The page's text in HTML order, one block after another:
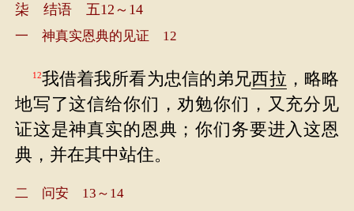
柒 结语 五12～14
一 神真实恩典的见证 12
12我借着我所看为忠信的弟兄西拉 ，略略
地写了这信给你们，劝勉你们，又充分见
证这是神真实的恩典；你们务要进入这恩
典，并在其中站住。
二 问安 13～14